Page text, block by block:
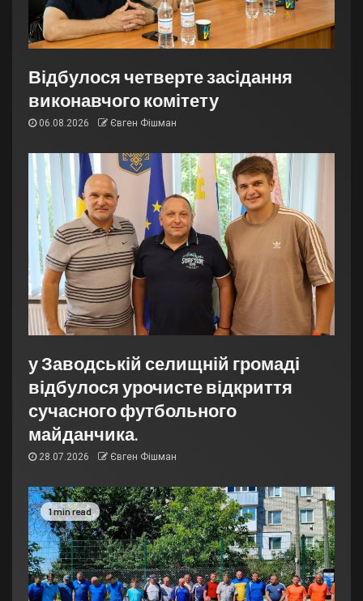
Відбулося четверте засідання
виконавчого комітету
06.08.2026 Євген Фішман
у Заводській селищній громаді
відбулося урочисте відкриття
сучасного футбольного
майданчика.
28.07.2026 Євген Фішман
1 min read